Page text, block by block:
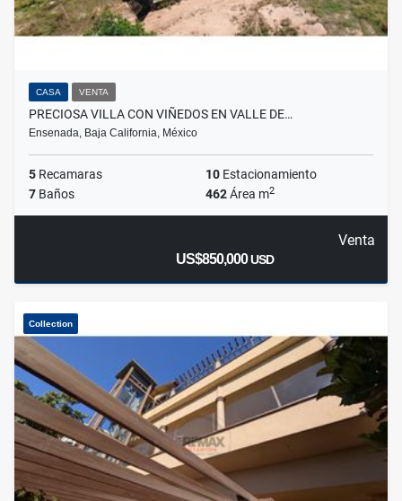
CASA VENTA
PRECIOSA VILLA CON VIÑEDOS EN VALLE DE…
Ensenada, Baja California, México
5 Recamaras 10 Estacionamiento
7 Baños 462Área m2
Venta
US$850,000USD
Collection